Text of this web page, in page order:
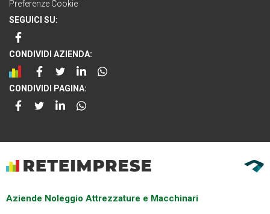
Preferenze Cookie
SEGUICI SU:
CONDIVIDI AZIENDA:
CONDIVIDI PAGINA:
Aziende Noleggio Attrezzature e Macchinari